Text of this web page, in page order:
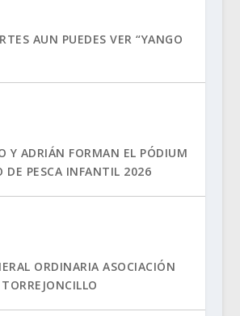
AUN PUEDES VER “YANGO
Y ADRIÁN FORMAN EL PÓDIUM
DE PESCA INFANTIL 2026
ORDINARIA ASOCIACIÓN